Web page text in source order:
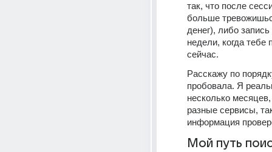
так, что после
больше
денег), либо
недели, когда тебе
сейчас.
Расскажу по
пробовала. Я
несколько
разные сервисы,
информация
Мой путь